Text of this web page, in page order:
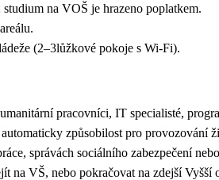
studium na VOŠ je hrazeno poplatkem.
(2–3lůžkové pokoje s Wi-Fi).
pracovníci, IT specialisté,
způsobilost pro provozování
správách sociálního zabezpečení
na VŠ, nebo pokračovat na zdejší Vyšší